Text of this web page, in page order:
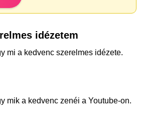
idézetem
mi a kedvenc szerelmes idézete.
mik a kedvenc zenéi a Youtube-on.